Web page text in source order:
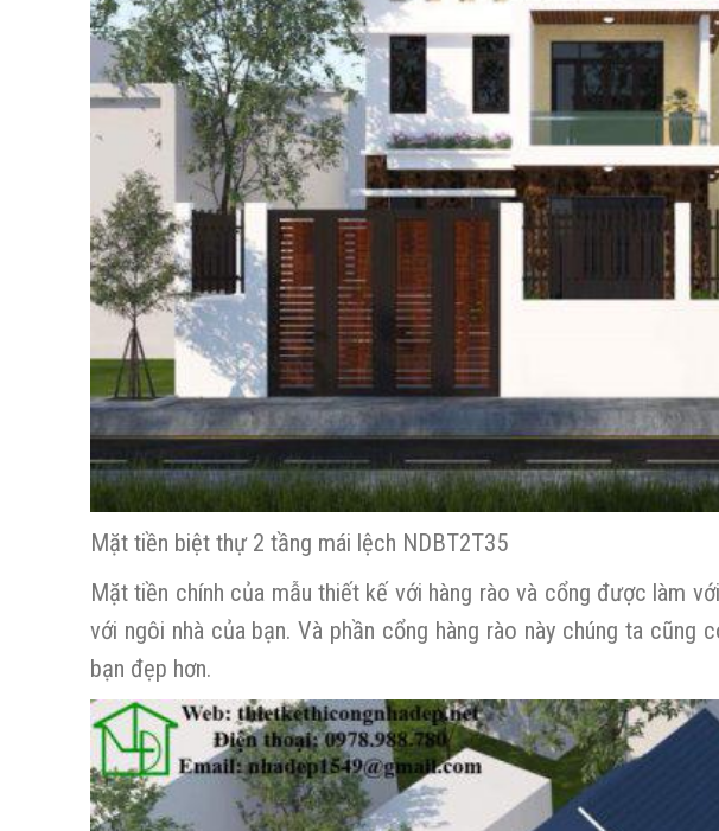
Mặt tiền biệt thự 2 tầng mái lệch NDBT2T35
Mặt tiền chính của mẫu thiết kế với hàng rào và cổng được làm
với ngôi nhà của bạn. Và phần cổng hàng rào này chúng ta
bạn đẹp hơn.